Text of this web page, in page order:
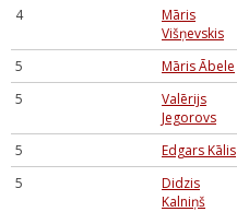
4
Māris
Višņevskis
5 Māris Ābele
5
Valērijs
Jegorovs
5 Edgars Kālis
5
Didzis
Kalniņš